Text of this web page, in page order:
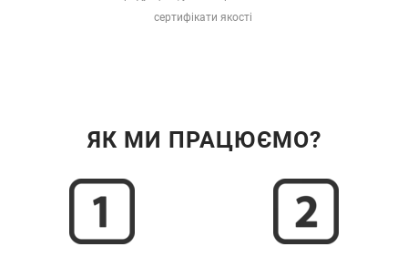
сертифікати якості
ЯК МИ ПРАЦЮЄМО?